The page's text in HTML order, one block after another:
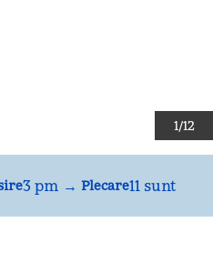
1/12
3 pm → Plecare11 sunt